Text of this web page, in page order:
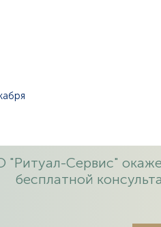
"Ритуал-Сервис"
бесплатной